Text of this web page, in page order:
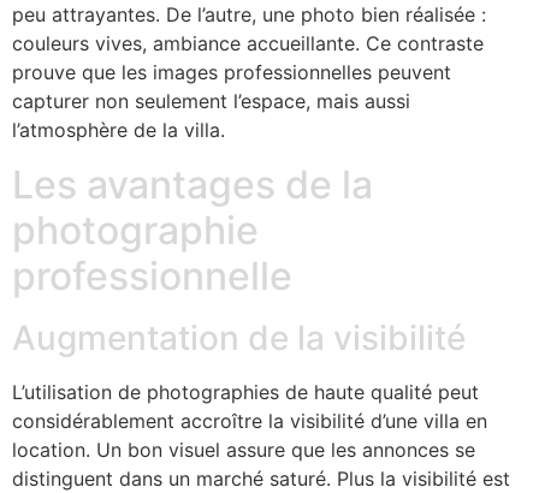
peu attrayantes. De l’autre, une photo bien réalisée :
couleurs vives, ambiance accueillante. Ce contraste
prouve que les images professionnelles peuvent
capturer non seulement l’espace, mais aussi
l’atmosphère de la villa.
Les avantages de la
photographie
professionnelle
Augmentation de la visibilité
L’utilisation de photographies de haute qualité peut
considérablement accroître la visibilité d’une villa en
location. Un bon visuel assure que les annonces se
distinguent dans un marché saturé. Plus la visibilité est